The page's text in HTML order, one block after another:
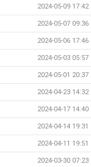
2024-05-09 17:42
2024-05-07 09:36
2024-05-06 17:46
2024-05-03 05:57
2024-05-01 20:37
2024-04-23 14:32
2024-04-17 14:40
2024-04-14 19:31
2024-04-11 19:51
2024-03-30 07:23